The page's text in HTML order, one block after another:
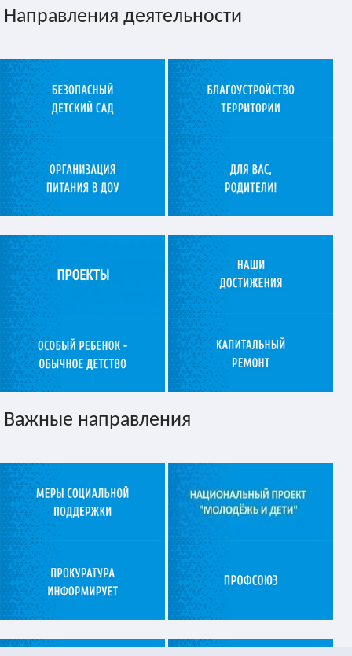
Направления деятельности
Важные направления